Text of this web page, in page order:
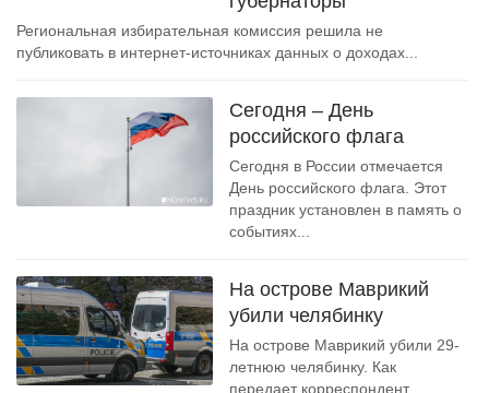
Региональная избирательная комиссия решила не
публиковать в интернет-источниках данных о доходах...
Сегодня – День
российского флага
Сегодня в России отмечается
День российского флага. Этот
праздник установлен в память о
событиях...
На острове Маврикий
убили челябинку
На острове Маврикий убили 29-
летнюю челябинку. Как
передает корреспондент,